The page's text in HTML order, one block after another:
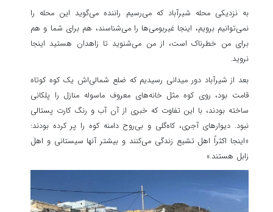
به نزدیکی محله شیرآباد که می‌رسیم راننده می‌گوید این محله را
نمی‌توانیم برویم، اینجا غیربومی‌ها را می‌شناسند، هم برای شما و هم
برای من خطرناک است، از من می‌شنوید تا زاهدان هستید اینجا
نروید.
بعد از شیرآباد دور میدانی رسیدیم که ضلع شمالی‌اش یک کوه کوتاه
قامت بود، روی کوه مثل خانه‌های معروف ماسوله منازل را پلکانی
ساخته بودند، با این تفاوت که خبری از آن آب و رنگ کارت پستالی
نبود. دیوارهای آجری، کاه‌گلی و بی‌روح دامنه کوه را پر کرده بودند:
«اینجا اکثراً اهل تشیع زندگی می‌کنند و بیشتر آنها سیستانی و اهل
زابل هستند.»